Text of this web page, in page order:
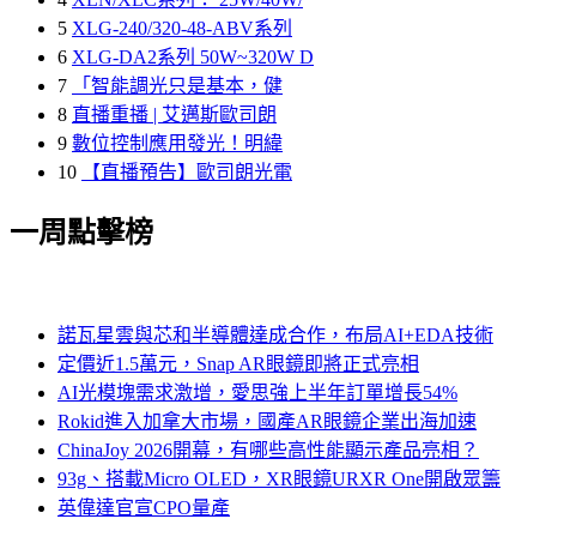
5 XLG-240/320-48-ABV系列
6 XLG-DA2系列 50W~320W D
7
「智能調光只是基本，健
8 直播重播 | 艾邁斯歐司朗
9 數位控制應用發光！明緯
10
【直播預告】歐司朗光電
一周點擊榜
諾瓦星雲與芯和半導體達成合作，布局AI+EDA技術
定價近1.5萬元，Snap AR眼鏡即將正式亮相
AI光模塊需求激增，愛思強上半年訂單增長54%
Rokid進入加拿大市場，國產AR眼鏡企業出海加速
ChinaJoy 2026開幕，有哪些高性能顯示產品亮相？
93g、搭載Micro OLED，XR眼鏡URXR One開啟眾籌
英偉達官宣CPO量產